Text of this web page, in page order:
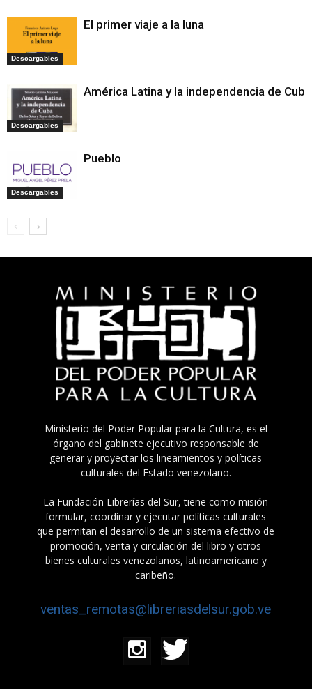
Descargables
El primer viaje a la luna
Descargables
América Latina y la independencia de Cuba
Descargables
Pueblo
Ministerio del Poder Popular para la Cultura, es el
órgano del gabinete ejecutivo responsable de
generar y proyectar los lineamientos y políticas
culturales del Estado venezolano.
La Fundación Librerías del Sur, tiene como misión
formular, coordinar y ejecutar políticas culturales
que permitan el desarrollo de un sistema efectivo de
promoción, venta y circulación del libro y otros
bienes culturales venezolanos, latinoamericano y
caribeño.
ventas_remotas@libreriasdelsur.gob.ve